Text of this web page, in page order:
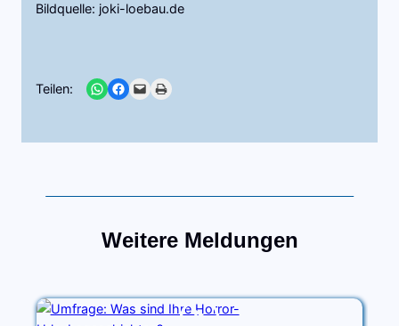
Bildquelle: joki-loebau.de
Teilen: Share on WhatsApp
Share on Facebook
Email this PagePrint this Page
Weitere Meldungen